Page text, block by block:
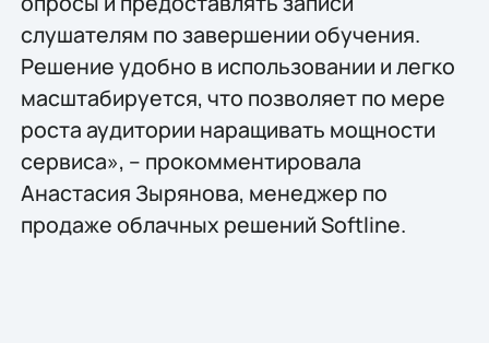
слушателям по завершении обучения.
Решение удобно в использовании и легко
масштабируется, что позволяет по мере
роста аудитории наращивать мощности
сервиса», – прокомментировала
Анастасия Зырянова, менеджер по
продаже облачных решений Softline.